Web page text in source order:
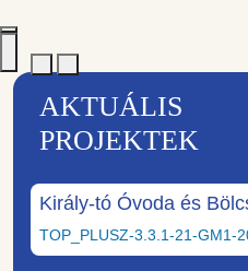
AKTUÁLIS
PROJEKTEK
Király-tó Óvoda és
TOP_PLUSZ-3.3.1-21-GM1-